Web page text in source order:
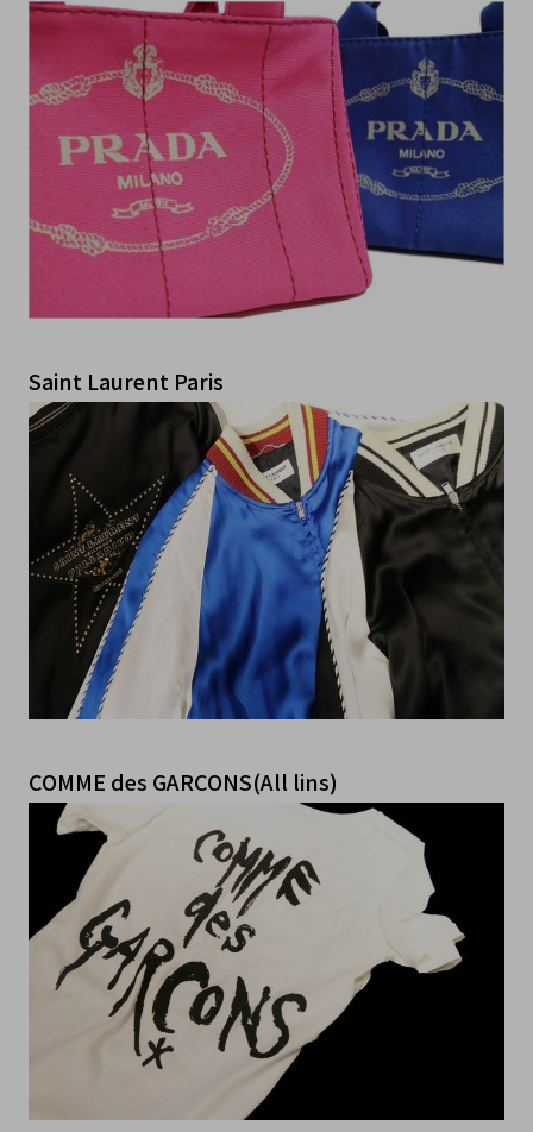
Saint Laurent Paris
COMME des GARCONS(All lins)